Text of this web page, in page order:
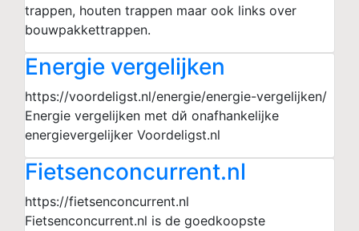
trappen, houten trappen maar ook links over
bouwpakkettrappen.
Energie vergelijken
https://voordeligst.nl/energie/energie-vergelijken/
Energie vergelijken met dй onafhankelijke
energievergelijker Voordeligst.nl
Fietsenconcurrent.nl
https://fietsenconcurrent.nl
Fietsenconcurrent.nl is de goedkoopste